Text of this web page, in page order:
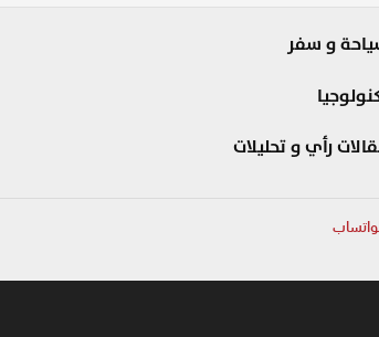
و سفر
رأي و تحليلات